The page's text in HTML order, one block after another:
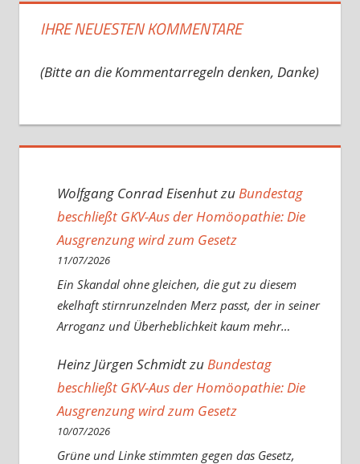
IHRE NEUESTEN KOMMENTARE
(Bitte an die Kommentarregeln denken, Danke)
Wolfgang Conrad EisenhutzuBundestag
beschließt GKV-Aus der Homöopathie: Die
Ausgrenzung wird zum Gesetz
11/07/2026
Ein Skandal ohne gleichen, die gut zu diesem
ekelhaft stirnrunzelnden Merz passt, der in seiner
Arroganz und Überheblichkeit kaum mehr…
Heinz Jürgen SchmidtzuBundestag
beschließt GKV-Aus der Homöopathie: Die
Ausgrenzung wird zum Gesetz
10/07/2026
Grüne und Linke stimmten gegen das Gesetz,